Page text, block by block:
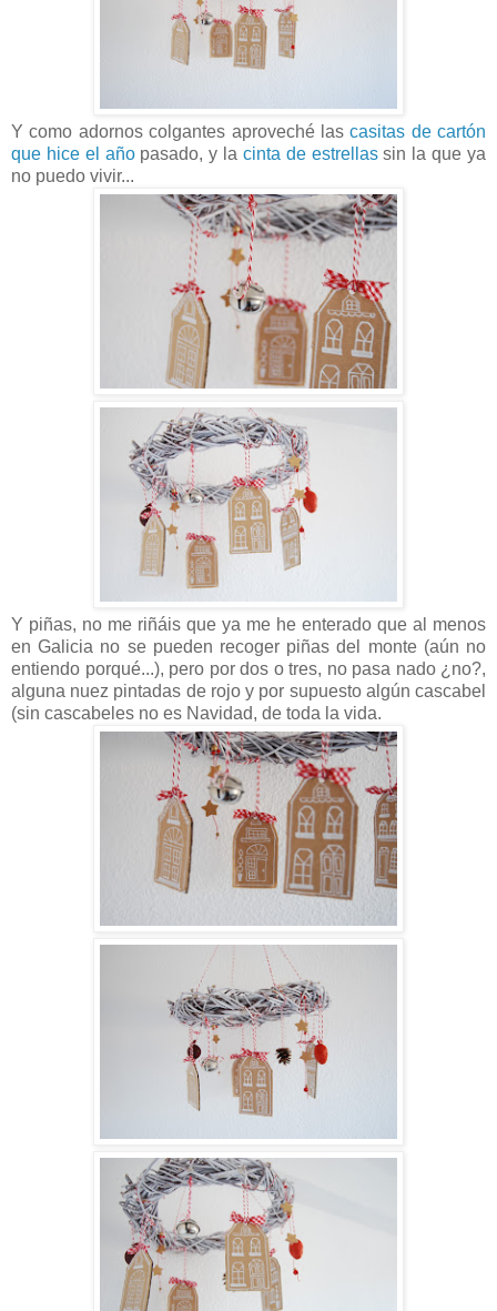
Y como adornos colgantes aproveché lascasitas de cartón
que hice el añopasado, y la cinta de estrellassin la que ya
no puedo vivir...
Y piñas, no me riñáis que ya me he enterado que al menos
en Galicia no se pueden recoger piñas del monte (aún no
entiendo porqué...), pero por dos o tres, no pasa nado ¿no?,
alguna nuez pintadas de rojo y por supuesto algún cascabel
(sin cascabeles no es Navidad, de toda la vida.